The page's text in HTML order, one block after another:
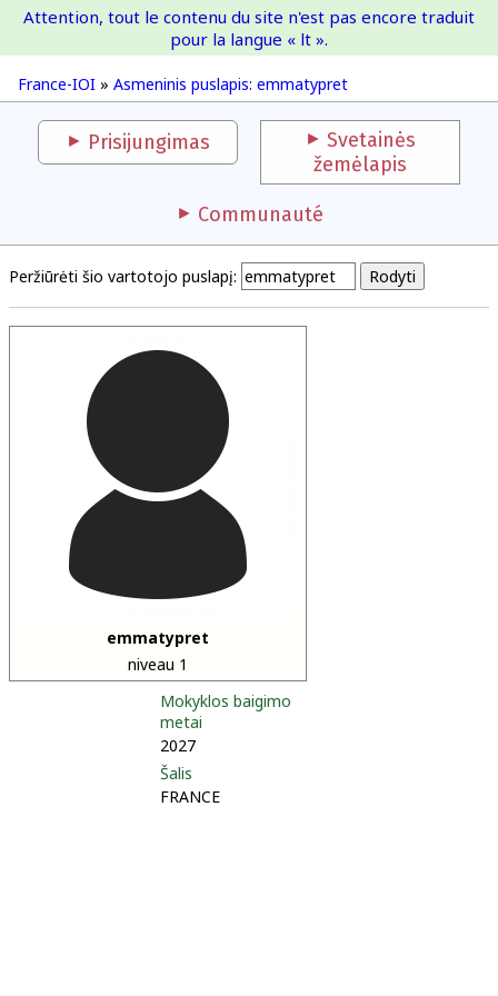
France-IOI
France-IOI » Asmeninis puslapis: emmatypret
Attention, tout le contenu du site n'est pas encore traduit
pour la langue « lt ».
Prisijungimas
Svetainės
žemėlapis
Communauté
Peržiūrėti šio vartotojo puslapį:
emmatypret
niveau 1
Mokyklos baigimo
metai
2027
Šalis
FRANCE